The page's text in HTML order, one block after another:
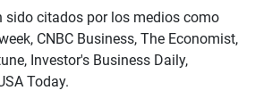
sido citados por los medios como
CNBC Business, The Economist,
Investor's Business Daily,
Today.